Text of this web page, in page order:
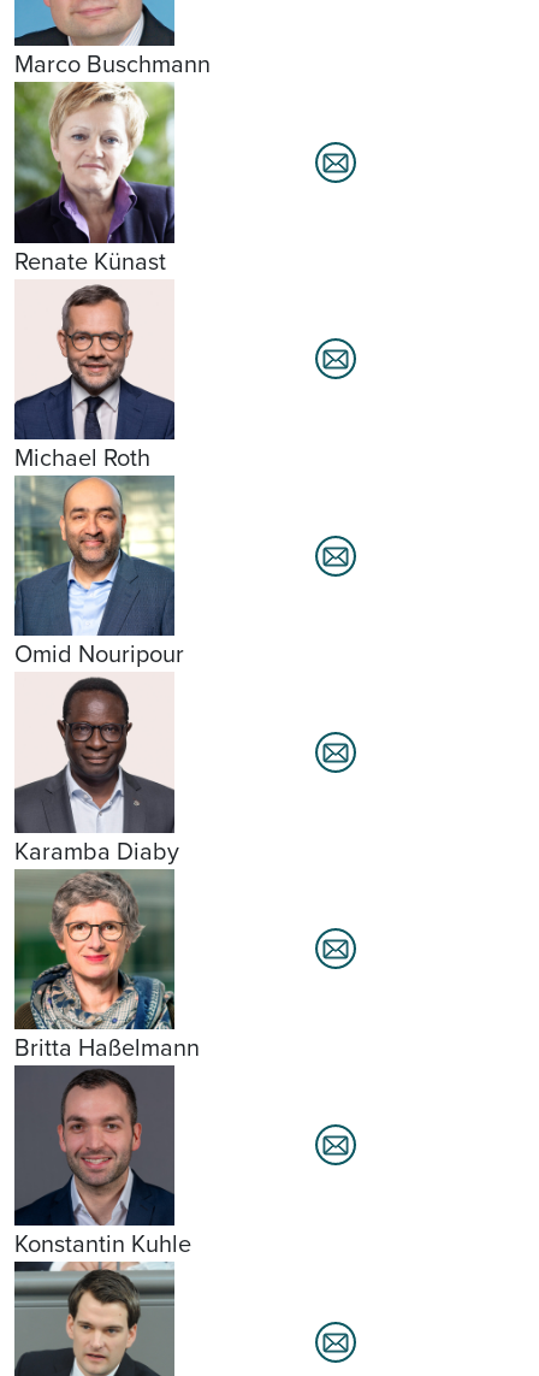
Marco Buschmann
Renate Künast
Michael Roth
Omid Nouripour
Karamba Diaby
Britta Haßelmann
Konstantin Kuhle